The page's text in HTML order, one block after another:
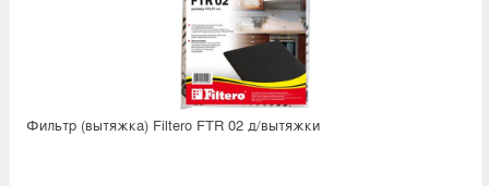
Фильтр (вытяжка) Filtero FTR 02 д/вытяжки